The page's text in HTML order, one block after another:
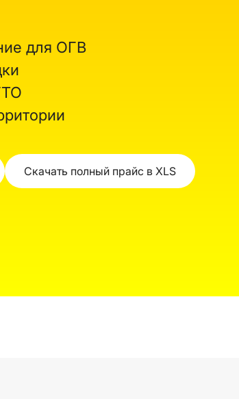
для ОГВ
Скачать полный прайс в XLS